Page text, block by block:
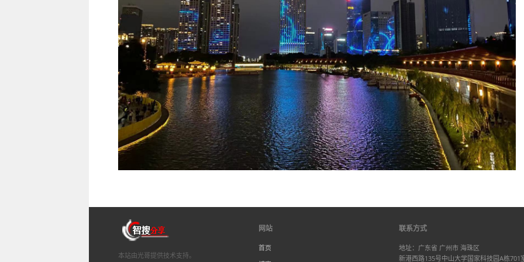
本站由光哥提供技术支持。
网站
首页
联系方式
地址：广东省 广州市 海珠区
新港西路135号中山大学国家科技园A栋701